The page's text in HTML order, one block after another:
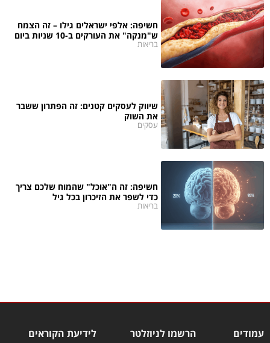
חשיפה: אלפי ישראלים גילו – זה הצמח
ש"מנקה" את העורקים ב-10 שניות ביום
בריאות
שיווק לעסקים קטנים: זה הפתרון ששבר
את השוק
עסקים
חשיפה: זה ה"אוכל" שהמוח שלכם צריך
כדי לשפר את הזיכרון בכל גיל
בריאות
עמודים
הרשמו לניוזלטר
לידיעת הקוראים